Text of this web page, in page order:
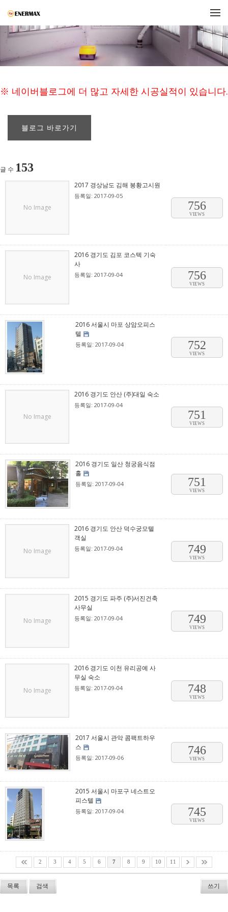
※ 네이버블로그에 더 많고 자세한 시공실적이 있습니다.
블로그 바로가기
글 수 153
No Image
2017 경상남도 김해 봉황고시원
등록일: 2017-09-05
756
VIEWS
No Image
2016 경기도 김포 코스텍 기숙
사
등록일: 2017-09-04 756
VIEWS
2016 서울시 마포 상암오피스
텔
등록일: 2017-09-04 752
VIEWS
No Image
2016 경기도 안산 (주)대일 숙소
등록일: 2017-09-04
751
VIEWS
2016 경기도 일산 청궁음식점
홀
등록일: 2017-09-04 751
VIEWS
No Image
2016 경기도 안산 덕수궁모텔
객실
등록일: 2017-09-04 749
VIEWS
No Image
2015 경기도 파주 (주)서진건축
사무실
등록일: 2017-09-04 749
VIEWS
No Image
2016 경기도 이천 유리공예 사
무실 숙소
등록일: 2017-09-04 748
VIEWS
2017 서울시 관악 콤팩트하우
스
등록일: 2017-09-06
746
VIEWS
2015 서울시 마포구 네스트오
피스텔
등록일: 2017-09-04 745
VIEWS
2 3 4 5 6 7 8 9 10 11
목록 검색 쓰기